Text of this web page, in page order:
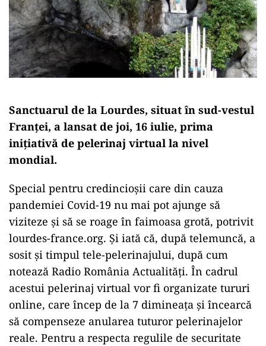
Sanctuarul de la Lourdes, situat în sud-vestul
Franței, a lansat de joi, 16 iulie, prima
inițiativă de pelerinaj virtual la nivel
mondial.
Special pentru credincioșii care din cauza
pandemiei Covid-19 nu mai pot ajunge să
viziteze şi să se roage în faimoasa grotă, potrivit
lourdes-france.org. Și iată că, după telemuncă, a
sosit şi timpul tele-pelerinajului, după cum
notează Radio România Actualități. În cadrul
acestui pelerinaj virtual vor fi organizate tururi
online, care încep de la 7 dimineața și încearcă
să compenseze anularea tuturor pelerinajelor
reale. Pentru a respecta regulile de securitate